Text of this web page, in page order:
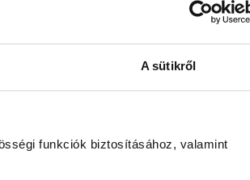
A sütikről
funkciók biztosításához, valamint